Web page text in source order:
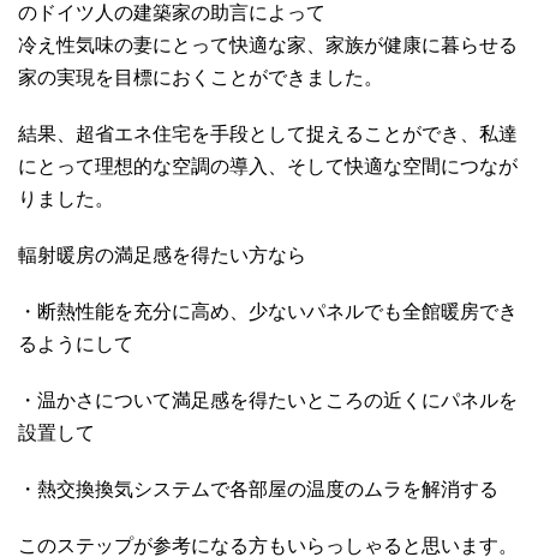
のドイツ人の建築家の助言によって
冷え性気味の妻にとって快適な家、家族が健康に暮らせる
家の実現を目標におくことができました。
結果、超省エネ住宅を手段として捉えることができ、私達
にとって理想的な空調の導入、そして快適な空間につなが
りました。
輻射暖房の満足感を得たい方なら
・断熱性能を充分に高め、少ないパネルでも全館暖房でき
るようにして
・温かさについて満足感を得たいところの近くにパネルを
設置して
・熱交換換気システムで各部屋の温度のムラを解消する
このステップが参考になる方もいらっしゃると思います。